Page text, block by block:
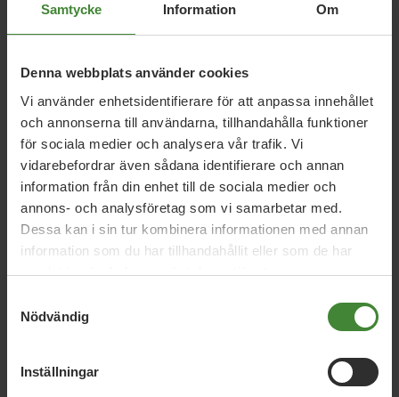
Samtycke Information Om
Denna webbplats använder cookies
Vi använder enhetsidentifierare för att anpassa innehållet
och annonserna till användarna, tillhandahålla funktioner
för sociala medier och analysera vår trafik. Vi
vidarebefordrar även sådana identifierare och annan
information från din enhet till de sociala medier och
annons- och analysföretag som vi samarbetar med.
Dessa kan i sin tur kombinera informationen med annan
information som du har tillhandahållit eller som de har
samlat in när du har använt deras tjänster.
Nödvändig
Inställningar
Amelia Sporre och Maya Rantamäki är
språkrör för Grön Ungdom Dalarna!
Dalarna, 5 december 2025
Pressmeddelande: Införande av Cosmic i
Region Dalarna – ett stort politiskt
misslyckande
Dalarna, 23 november 2025
Miljöpartiets listor